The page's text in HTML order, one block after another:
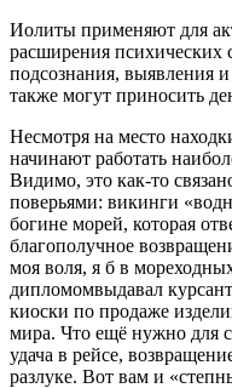
Иолиты применяют для
расширения психических
подсознания, выявления
также могут приносить
Несмотря на место
начинают работать
Видимо, это как-то
поверьями: викинги
богине морей, которая
благополучное
моя воля, я б в
дипломомвыдавал
киоски по продаже
мира. Что ещё нужно для
удача в рейсе,
разлуке. Вот вам и